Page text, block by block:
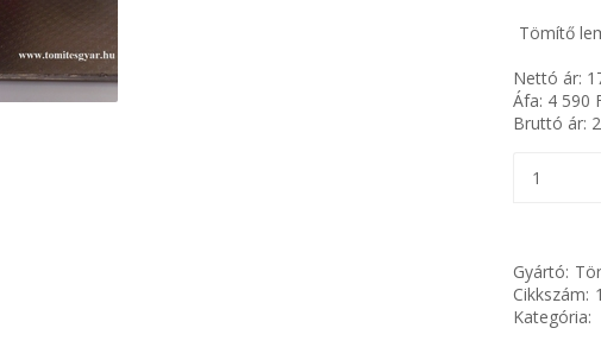
Tömítő
Nettó ár:
Áfa: 4 590
Bruttó ár:
Gyártó:
Cikkszám:
Kategória: